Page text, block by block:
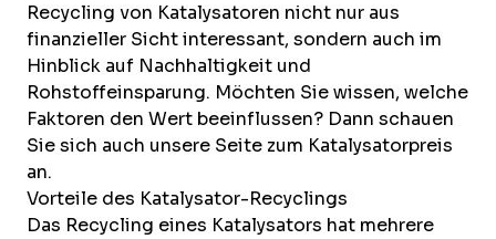
Recycling von Katalysatoren nicht nur aus
finanzieller Sicht interessant, sondern auch im
Hinblick auf Nachhaltigkeit und
Rohstoffeinsparung. Möchten Sie wissen, welche
Faktoren den Wert beeinflussen? Dann schauen
Sie sich auch unsere Seite zum Katalysatorpreis
an.
Vorteile des Katalysator-Recyclings
Das Recycling eines Katalysators hat mehrere